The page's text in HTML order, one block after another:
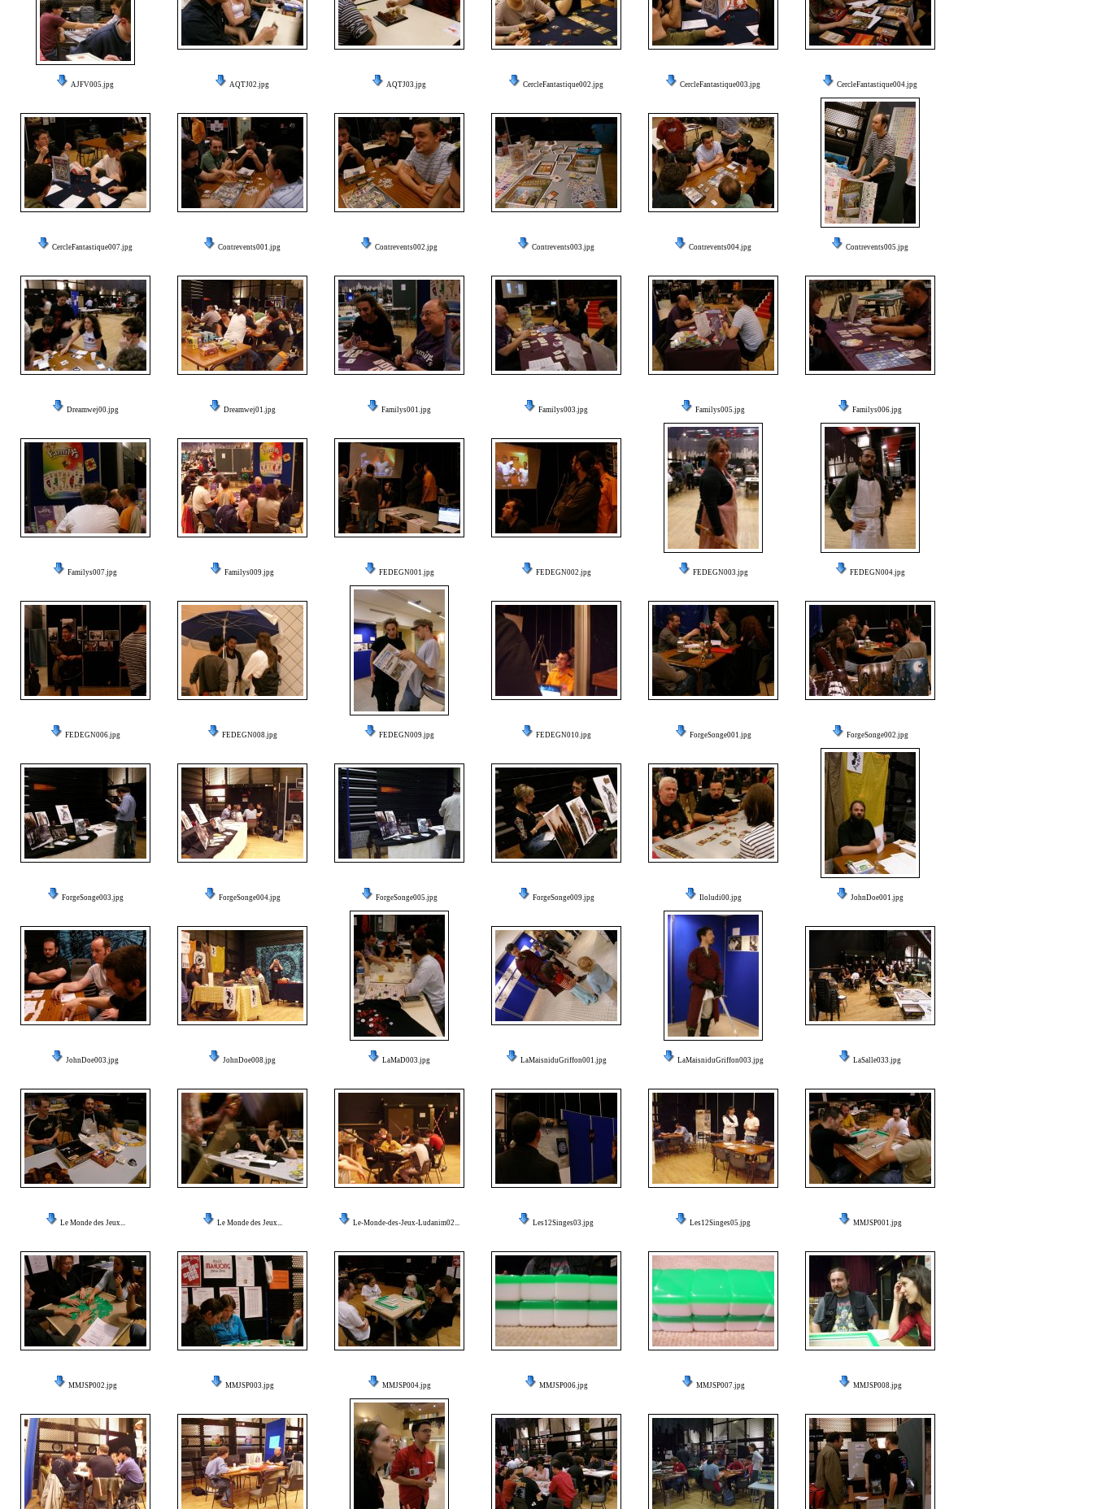
AJFV005.jpg AQTJ02.jpg AQTJ03.jpg CercleFantastique002.jpg CercleFantastique003.jpg CercleFantastique004.jpg
CercleFantastique007.jpg Contrevents001.jpg Contrevents002.jpg Contrevents003.jpg Contrevents004.jpg Contrevents005.jpg
Dreamwej00.jpg Dreamwej01.jpg Familys001.jpg Familys003.jpg Familys005.jpg Familys006.jpg
Familys007.jpg Familys009.jpg FEDEGN001.jpg FEDEGN002.jpg FEDEGN003.jpg FEDEGN004.jpg
FEDEGN006.jpg FEDEGN008.jpg FEDEGN009.jpg FEDEGN010.jpg ForgeSonge001.jpg ForgeSonge002.jpg
ForgeSonge003.jpg ForgeSonge004.jpg ForgeSonge005.jpg ForgeSonge009.jpg Iloludi00.jpg JohnDoe001.jpg
JohnDoe003.jpg JohnDoe008.jpg LaMaD003.jpg LaMaisniduGriffon001.jpg LaMaisniduGriffon003.jpg LaSalle033.jpg
Le Monde des Jeux... Le Monde des Jeux... Le-Monde-des-Jeux-Ludanim02... Les12Singes03.jpg Les12Singes05.jpg MMJSP001.jpg
MMJSP002.jpg MMJSP003.jpg MMJSP004.jpg MMJSP006.jpg MMJSP007.jpg MMJSP008.jpg